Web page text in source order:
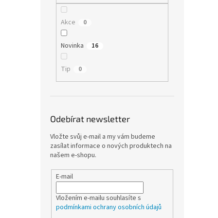
Akce 0
Novinka 16
Tip 0
Odebírat newsletter
Vložte svůj e-mail a my vám budeme
zasílat informace o nových produktech na
našem e-shopu.
E-mail
Vložením e-mailu souhlasíte s
podmínkami ochrany osobních údajů